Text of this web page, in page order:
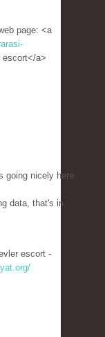
page: <a
escort</a>
going nicely here
data, that's in
escort -